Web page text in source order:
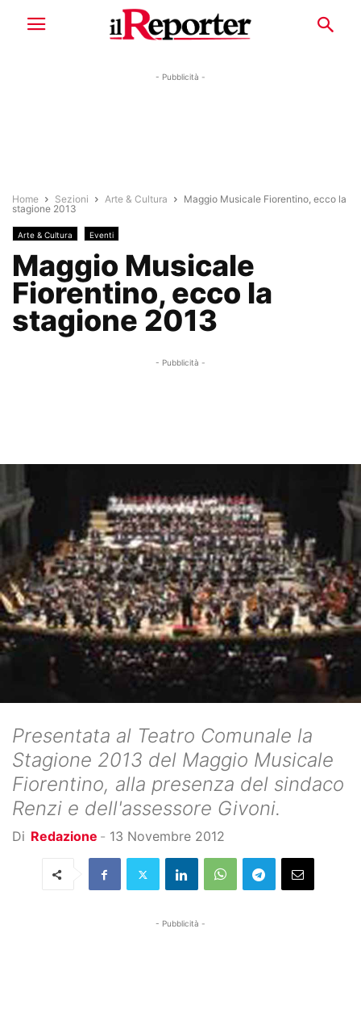
- Pubblicità -
Home Sezioni Arte & Cultura
Maggio Musicale Fiorentino, ecco la
stagione 2013
Arte & Cultura Eventi
Maggio Musicale
Fiorentino, ecco la
stagione 2013
- Pubblicità -
Presentata al Teatro Comunale la
Stagione 2013 del Maggio Musicale
Fiorentino, alla presenza del sindaco
Renzi e dell'assessore Givoni.
Di Redazione - 13 Novembre 2012
- Pubblicità -